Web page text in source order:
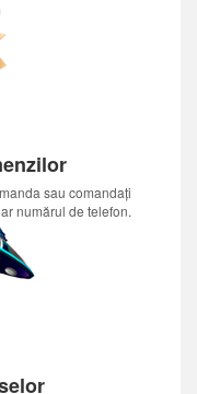
sau comandați
numărul de telefon.